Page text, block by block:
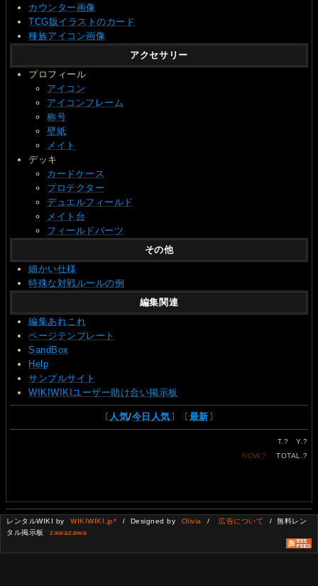
カウンター画像
TCG版イラストのカード
種族アイコン画像
アクセサリー
プロフィール
アイコン
アイコンフレーム
称号
壁紙
メイト
デッキ
カードケース
プロテクター
デュエルフィールド
メイト台
フィールドパーツ
その他
細かい仕様
特殊な対戦ルールの例
編集関連
編集あれこれ
ページテンプレート
SandBox
Help
サンプルサイト
WIKIWIKIユーザー助け合い掲示板
〔 人気/今日人気 〕〔 最新 〕
T.? Y.?
NOW.? TOTAL.?
レンタルWIKI by WIKIWIKI.jp* / Designed by Olivia / 広告について
/ 無料レン
タル掲示板
zawazawa